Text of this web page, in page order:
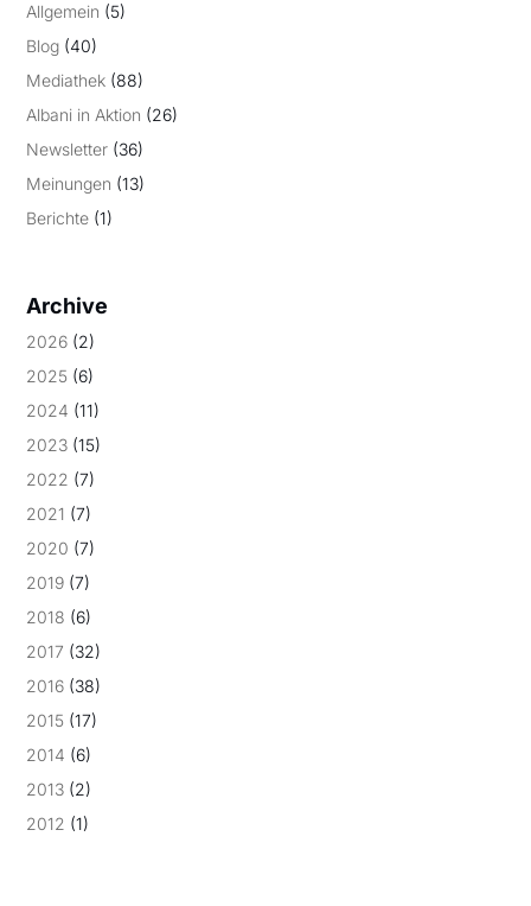
Allgemein (5)
Blog (40)
Mediathek (88)
Albani in Aktion (26)
Newsletter (36)
Meinungen (13)
Berichte (1)
Archive
2026 (2)
2025 (6)
2024 (11)
2023 (15)
2022 (7)
2021 (7)
2020 (7)
2019 (7)
2018 (6)
2017 (32)
2016 (38)
2015 (17)
2014 (6)
2013 (2)
2012 (1)